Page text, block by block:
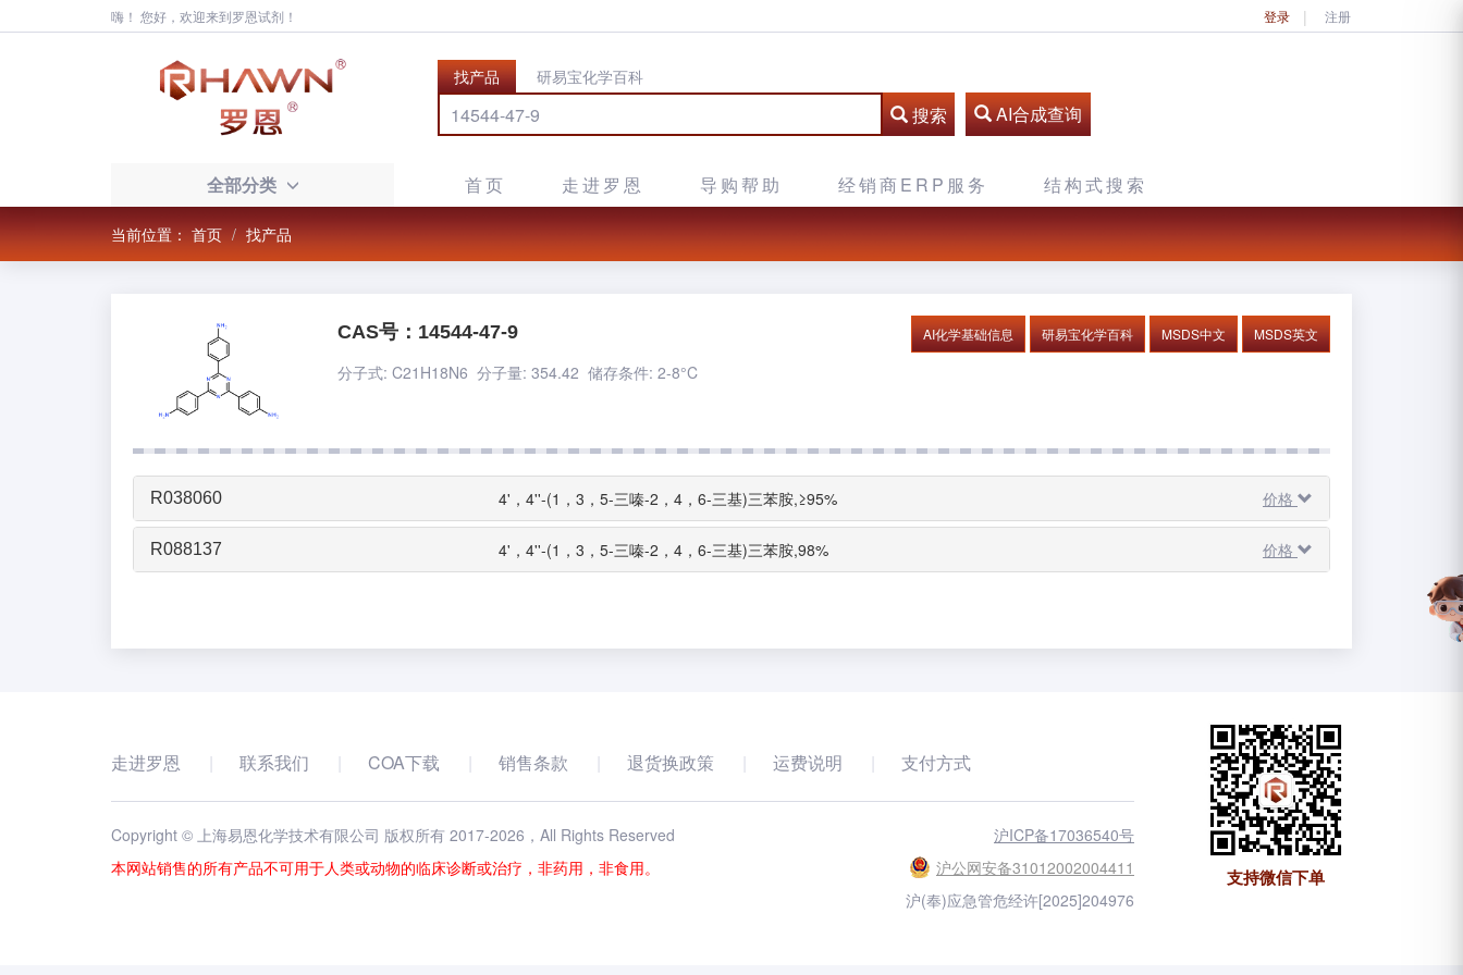
嗨！ 您好，欢迎来到罗恩试剂！ 登录 注册
找产品 研易宝化学百科
搜索 AI合成查询
全部分类 首页 走进罗恩 导购帮助 经销商ERP服务 结构式搜索
当前位置：首页 找产品
CAS号：14544-47-9
分子式: C21H18N6 分子量: 354.42 储存条件: 2-8°C
AI化学基础信息 研易宝化学百科 MSDS中文 MSDS英文
R038060 4'，4''-(1，3，5-三嗪-2，4，6-三基)三苯胺,≥95% 价格
R088137 4'，4''-(1，3，5-三嗪-2，4，6-三基)三苯胺,98% 价格
走进罗恩 联系我们 COA下载 销售条款 退货换政策 运费说明 支付方式
Copyright © 上海易恩化学技术有限公司 版权所有 2017-2026 ，All Rights Reserved
沪ICP备17036540号
本网站销售的所有产品不可用于人类或动物的临床诊断或治疗，非药用，非食用。
沪公网安备31012002004411
沪(奉)应急管危经许[2025]204976
支持微信下单